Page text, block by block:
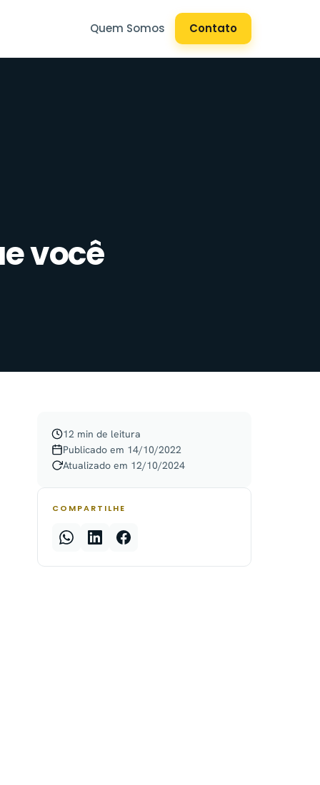
Quem Somos Contato
você
12 min de leitura
Publicado em 14/10/2022
Atualizado em 12/10/2024
COMPARTILHE